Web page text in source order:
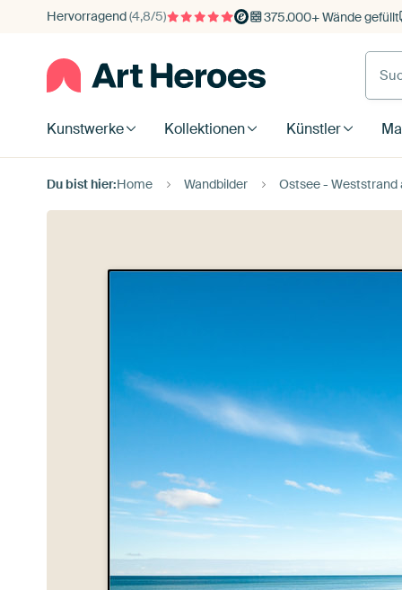
Hervorragend(4,8/5) 375.000+ Wände gefüllt
Kunstwerke Kollektionen Künstler
Du bist hier:Home Wandbilder Ostsee - Weststrand